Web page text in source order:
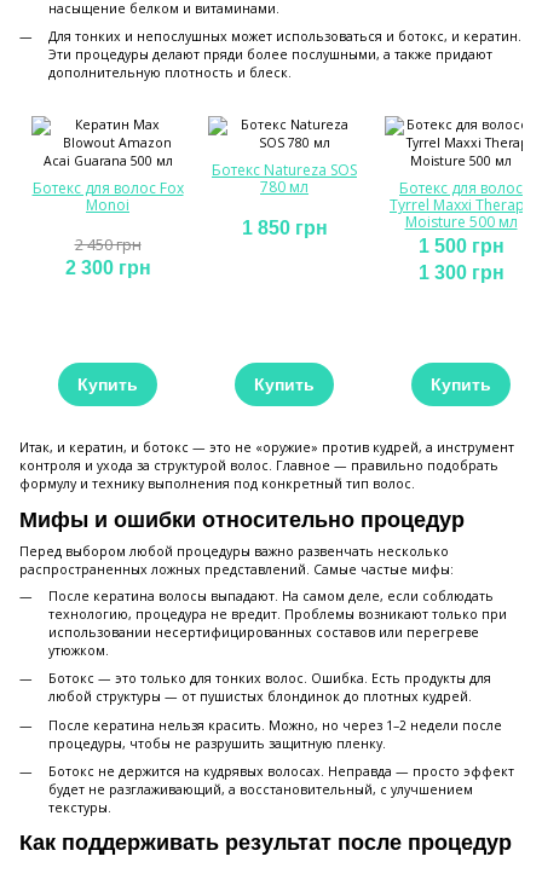
насыщение белком и витаминами.
Для тонких и непослушных может использоваться и ботокс, и кератин.
Эти процедуры делают пряди более послушными, а также придают
дополнительную плотность и блеск.
Ботекс для волос Fox
Monoi
2 450 грн
2 300 грн
Купить
Ботекс Natureza SOS
780 мл
1 850 грн
Купить
Ботекс для волос
Tyrrel Maxxi Therapy
Moisture 500 мл
1 500 грн
1 300 грн
Купить
Итак, и кератин, и ботокс — это не «оружие» против кудрей, а инструмент
контроля и ухода за структурой волос. Главное — правильно подобрать
формулу и технику выполнения под конкретный тип волос.
Мифы и ошибки относительно процедур
Перед выбором любой процедуры важно развенчать несколько
распространенных ложных представлений. Самые частые мифы:
После кератина волосы выпадают. На самом деле, если соблюдать
технологию, процедура не вредит. Проблемы возникают только при
использовании несертифицированных составов или перегреве
утюжком.
Ботокс — это только для тонких волос. Ошибка. Есть продукты для
любой структуры — от пушистых блондинок до плотных кудрей.
После кератина нельзя красить. Можно, но через 1–2 недели после
процедуры, чтобы не разрушить защитную пленку.
Ботокс не держится на кудрявых волосах. Неправда — просто эффект
будет не разглаживающий, а восстановительный, с улучшением
текстуры.
Как поддерживать результат после процедур